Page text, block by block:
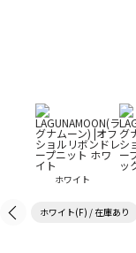
ホワイト
ホワイト(F) / 在庫あり